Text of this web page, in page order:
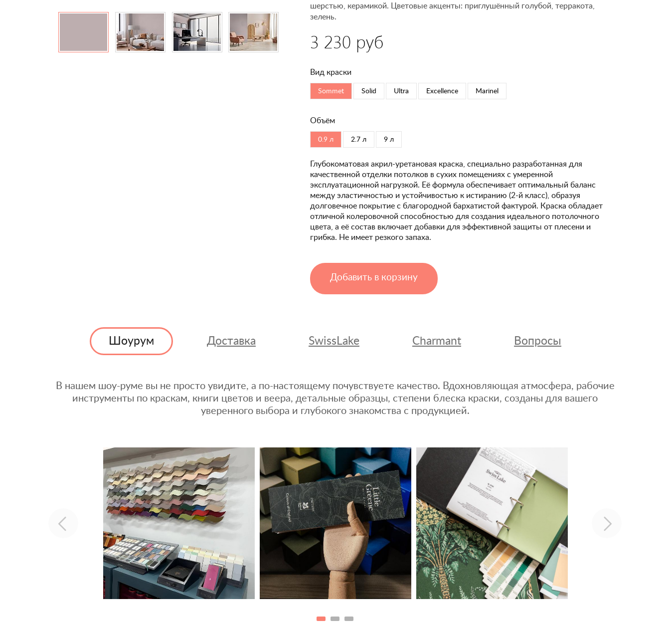
шерстью, керамикой. Цветовые акценты: приглушённый голубой, терракота,
зелень.
3 230 руб
Вид краски
Sommet Solid Ultra Excellence Marinel
Объём
0.9 л 2.7 л 9 л
Глубокоматовая акрил-уретановая краска, специально разработанная для
качественной отделки потолков в сухих помещениях с умеренной
эксплуатационной нагрузкой. Её формула обеспечивает оптимальный баланс
между эластичностью и устойчивостью к истиранию (2-й класс), образуя
долговечное покрытие с благородной бархатистой фактурой. Краска обладает
отличной колеровочной способностью для создания идеального потолочного
цвета, а её состав включает добавки для эффективной защиты от плесени и
грибка. Не имеет резкого запаха.
Добавить в корзину
Шоурум Доставка SwissLake Charmant Вопросы
В нашем шоу-руме вы не просто увидите, а по-настоящему почувствуете качество. Вдохновляющая атмосфера, рабочие
инструменты по краскам, книги цветов и веера, детальные образцы, степени блеска краски, созданы для вашего
уверенного выбора и глубокого знакомства с продукцией.